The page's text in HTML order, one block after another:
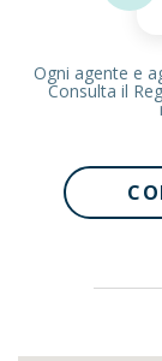
Ogni agente e
Consulta il